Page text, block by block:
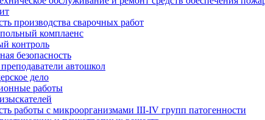
производства сварочных работ
комплаенс
контроль
безопасность
автошкол
дело
работы
работы с микроорганизмами III-IV групп патогенности